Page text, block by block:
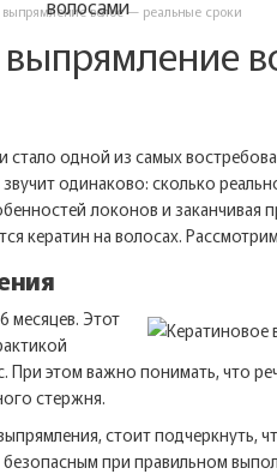
волос — реальные сроки
одной из самых
одинаково: сколько
локонов и
кератин на волосах.
месяцев. Этот
этом важно понимать, что
стержня.
стоит
при правильном